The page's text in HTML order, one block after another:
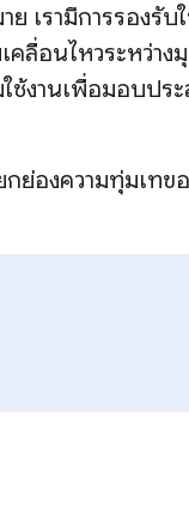
ย เรามีการรองรั
ลื่อนไหวระหว่าง
งานเพื่อมอบปร
กย่องความทุ่มเท